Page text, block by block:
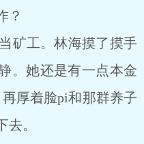
？
工。林海摸了摸手
。她还是有一点本金
厚着脸pi和那群养子
。